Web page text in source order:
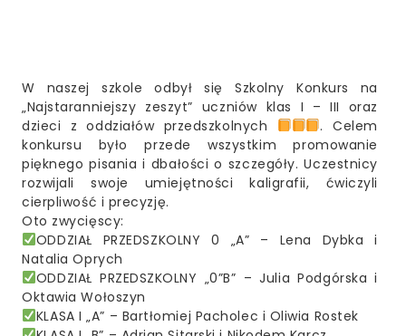
W naszej szkole odbył się Szkolny Konkurs na
„Najstaranniejszy zeszyt” uczniów klas I – III oraz
dzieci z oddziałów przedszkolnych
. Celem
konkursu było przede wszystkim promowanie
pięknego pisania i dbałości o szczegóły. Uczestnicy
rozwijali swoje umiejętności kaligrafii, ćwiczyli
cierpliwość i precyzję.
Oto zwycięscy:
ODDZIAŁ PRZEDSZKOLNY 0 „A” – Lena Dybka i
Natalia Oprych
ODDZIAŁ PRZEDSZKOLNY „0”B” – Julia Podgórska i
Oktawia Wołoszyn
KLASA I „A” – Bartłomiej Pacholec i Oliwia Rostek